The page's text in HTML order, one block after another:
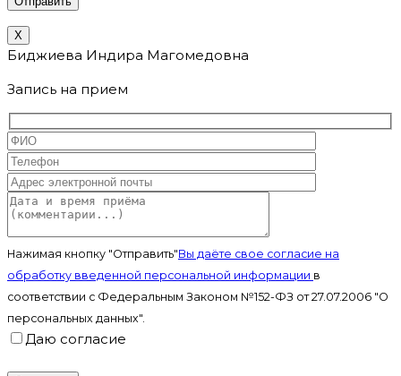
X
Биджиева Индира Магомедовна
Запись на прием
Нажимая кнопку "Отправить"Вы даёте свое согласие на
обработку введенной персональной информации в
соответствии с Федеральным Законом №152-ФЗ от 27.07.2006 "О
персональных данных".
Даю согласие